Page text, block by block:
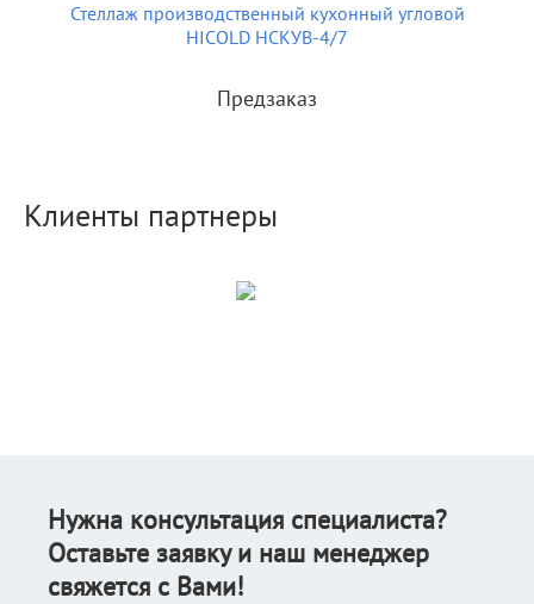
Стеллаж производственный кухонный угловой
HICOLD НСКУВ-4/7
Предзаказ
Клиенты партнеры
Нужна консультация специалиста?
Оставьте заявку и наш менеджер
свяжется с Вами!